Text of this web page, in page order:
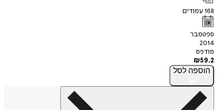
168עמודים
ספטמבר
2014
מודפס
₪59.2
הוספה לסל